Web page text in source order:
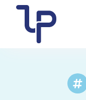
Passer